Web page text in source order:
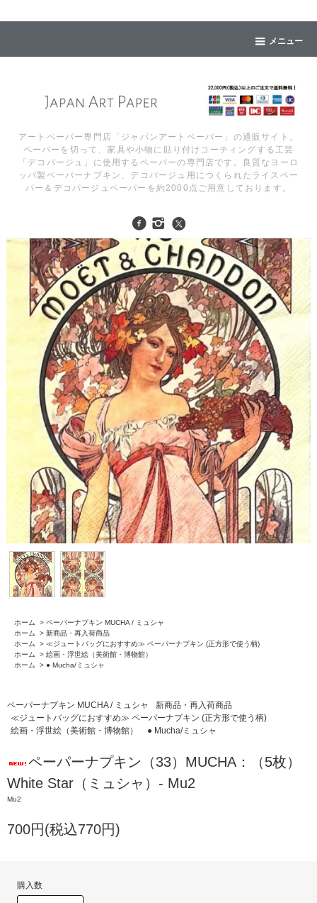
メニュー
アートペーパー専門店「ジャパンアートペーパー」の通販サイト。
ペーパーを切って、家具や小物に貼り付けコーティングする工芸
「デコパージュ」に使用するペーパーの専門店です。良質なヨーロ
ッパ製ペーパーナプキン、デコパージュ用につくられたライスペー
パー＆デコパージュペーパーを約2000点ご用意しております。
ホーム > ペーパーナプキン MUCHA / ミュシャ
ホーム
> 新商品・再入荷商品
ホーム
> ≪ジュートバッグにおすすめ≫ ペーパーナプキン (正方形で使う柄)
ホーム
> 絵画・浮世絵（美術館・博物館）
ホーム
> ● Mucha/ミュシャ
ペーパーナプキン MUCHA / ミュシャ
新商品・再入荷商品
≪ジュートバッグにおすすめ≫ ペーパーナプキン (正方形で使う柄)
絵画・浮世絵（美術館・博物館）
● Mucha/ミュシャ
ペーパーナプキン（33）MUCHA：（5枚）
White Star（ミュシャ）- Mu2
Mu2
700円(税込770円)
購入数